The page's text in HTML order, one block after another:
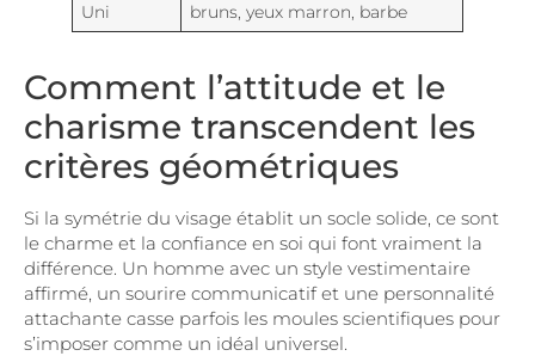
Uni
bruns, yeux marron, barbe
Comment l’attitude et le
charisme transcendent les
critères géométriques
Si la symétrie du visage établit un socle solide, ce sont
le charme et la confiance en soi qui font vraiment la
différence. Un homme avec un style vestimentaire
affirmé, un sourire communicatif et une personnalité
attachante casse parfois les moules scientifiques pour
s’imposer comme un idéal universel.